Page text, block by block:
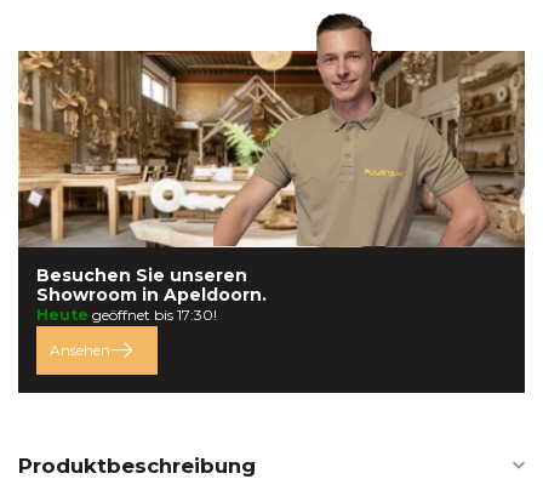
Besuchen Sie unseren
Showroom in Apeldoorn.
Heute geöffnet bis 17:30!
Ansehen
Produktbeschreibung